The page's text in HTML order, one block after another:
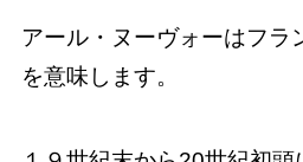
アール・ヌーヴォーはフラ
を意味します。